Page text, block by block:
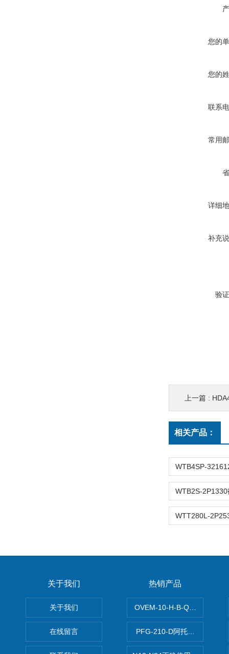
您的
您的
联系
常用
详细
补充
验
上一篇 :
相关产品：
关于我们
关于我们
在线留言
热销产品
OVEM-10-H-B-QO-CE-N-2P
PFG-210-D阿托斯ATOS电